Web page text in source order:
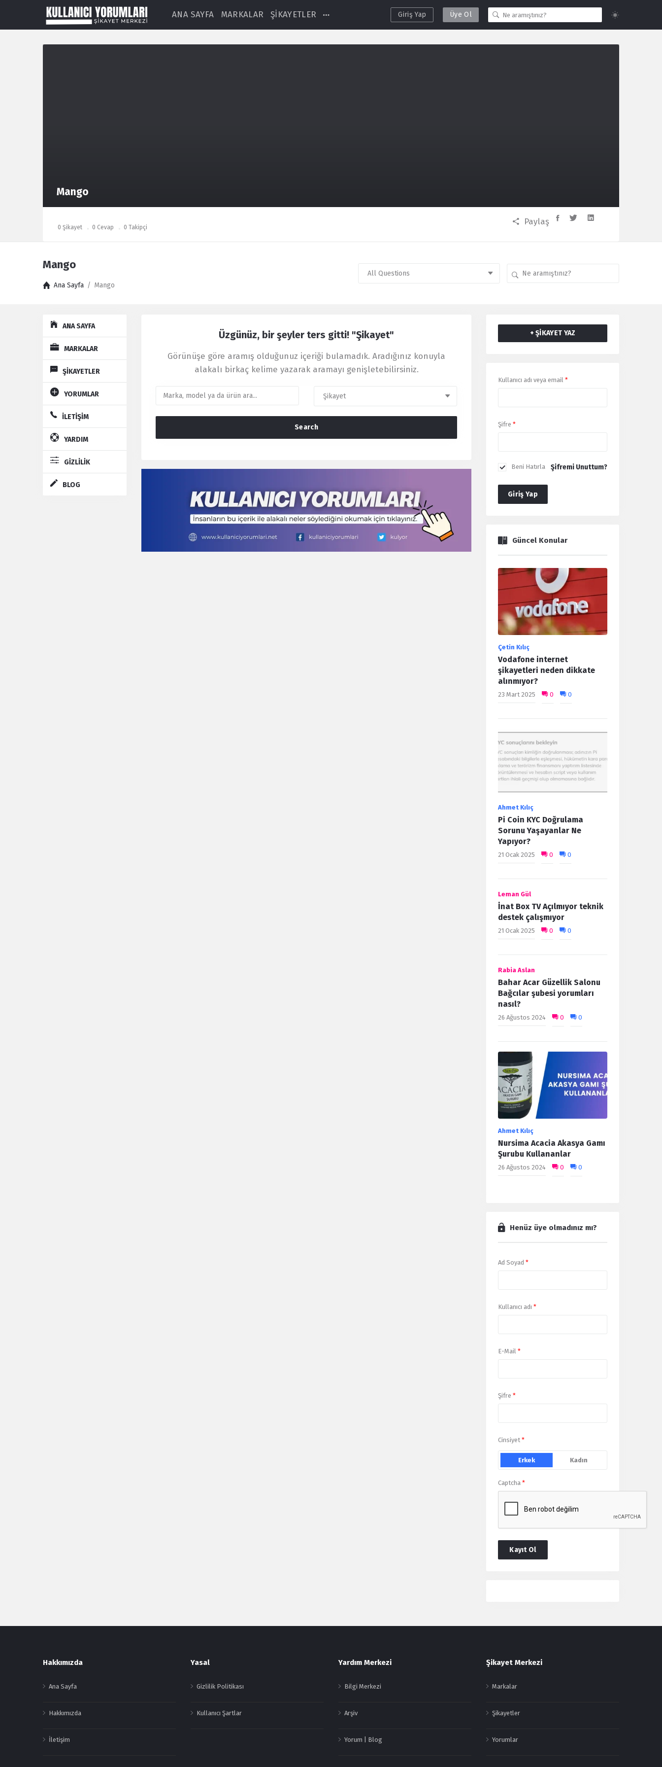
ANA SAYFA MARKALAR ŞİKAYETLER Giriş Yap Üye Ol
Mango
Paylaş
0 Takipçi
0 Cevap
0 Şikayet
Mango
Ana Sayfa / Mango
ExploreANA SAYFA
MARKALAR
ŞİKAYETLER
YORUMLAR
İLETİŞİM
YARDIM
GİZLİLİK
BLOG
Şikayet
Üzgünüz, bir şeyler ters gitti! "Şikayet"
Görünüşe göre aramış olduğunuz içeriği bulamadık. Aradığınız konuyla
alakalı birkaç kelime yazarak aramayı genişletebilirsiniz.
Search
+ ŞİKAYET YAZ
Giriş
Kullanıcı adı veya email *
Şifre *
Beni Hatırla Şifremi Unuttum?
Giriş Yap
Güncel Konular
Çetin Kılıç
Vodafone internet
şikayetleri neden dikkate
alınmıyor?
23 Mart 2025 0 0
Ahmet Kılıç
Pi Coin KYC Doğrulama
Sorunu Yaşayanlar Ne
Yapıyor?
21 Ocak 2025 0 0
Leman Gül
İnat Box TV Açılmıyor teknik
destek çalışmıyor
21 Ocak 2025 0 0
Rabia Aslan
Bahar Acar Güzellik Salonu
Bağcılar şubesi yorumları
nasıl?
26 Ağustos 2024 0 0
Ahmet Kılıç
Nursima Acacia Akasya Gamı
Şurubu Kullananlar
26 Ağustos 2024 0 0
Henüz üye olmadınız mı?
Ad Soyad *
Kullanıcı adı *
E-Mail *
Şifre *
Cinsiyet *
Erkek Kadın
Captcha *
Kayıt Ol
Footer
Hakkımızda
Ana Sayfa
Hakkımızda
İletişim
Yasal
Gizlilik Politikası
Kullanıcı Şartlar
Yardım Merkezi
Bilgi Merkezi
Arşiv
Yorum | Blog
Şikayet Merkezi
Markalar
Şikayetler
Yorumlar